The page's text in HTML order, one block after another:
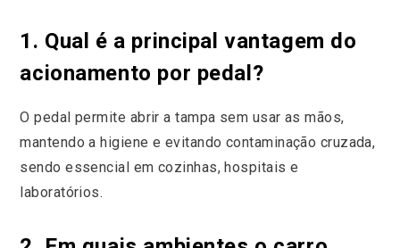
1. Qual é a principal vantagem do
acionamento por pedal?
O pedal permite abrir a tampa sem usar as mãos,
mantendo a higiene e evitando contaminação cruzada,
sendo essencial em cozinhas, hospitais e
laboratórios.